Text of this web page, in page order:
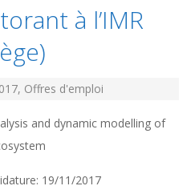
à l’IMR
, Offres d'emploi
and dynamic modelling of
19/11/2017